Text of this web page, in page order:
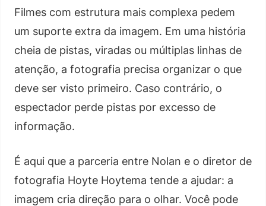
Filmes com estrutura mais complexa pedem
um suporte extra da imagem. Em uma história
cheia de pistas, viradas ou múltiplas linhas de
atenção, a fotografia precisa organizar o que
deve ser visto primeiro. Caso contrário, o
espectador perde pistas por excesso de
informação.
É aqui que a parceria entre Nolan e o diretor de
fotografia Hoyte Hoytema tende a ajudar: a
imagem cria direção para o olhar. Você pode